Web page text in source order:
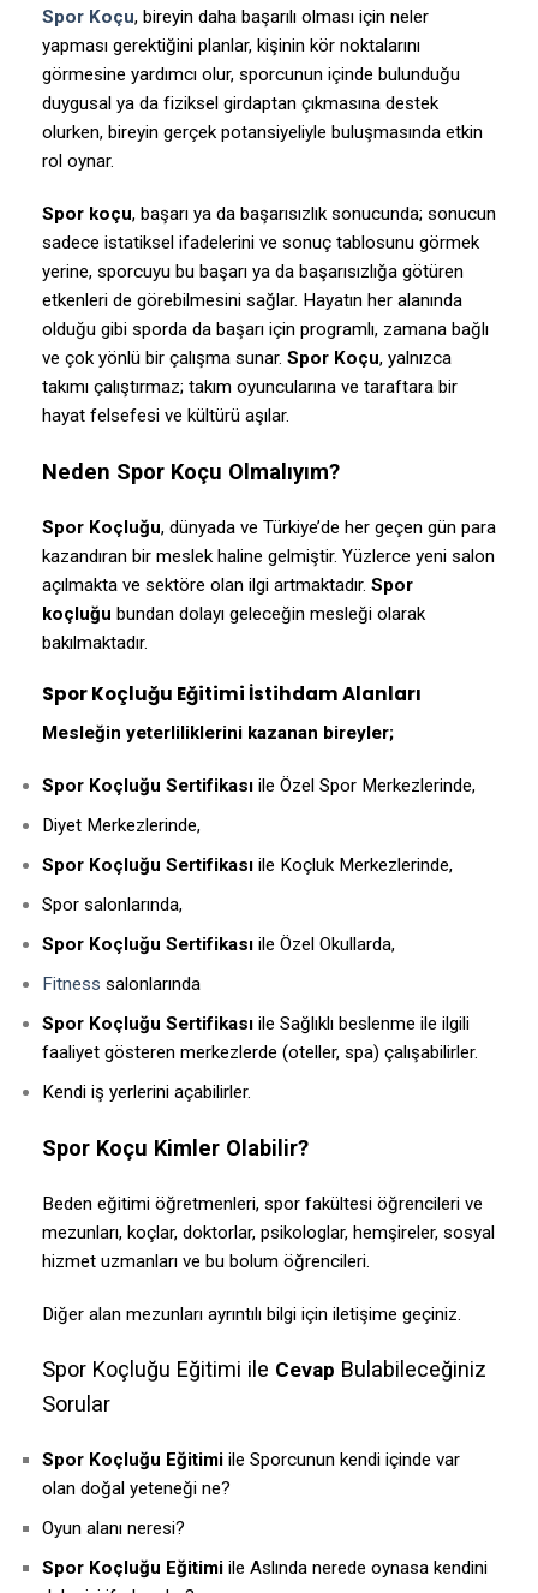
Spor Koçu, bireyin daha başarılı olması için neler
yapması gerektiğini planlar, kişinin kör noktalarını
görmesine yardımcı olur, sporcunun içinde bulunduğu
duygusal ya da fiziksel girdaptan çıkmasına destek
olurken, bireyin gerçek potansiyeliyle buluşmasında etkin
rol oynar.
Spor koçu, başarı ya da başarısızlık sonucunda; sonucun
sadece istatiksel ifadelerini ve sonuç tablosunu görmek
yerine, sporcuyu bu başarı ya da başarısızlığa götüren
etkenleri de görebilmesini sağlar. Hayatın her alanında
olduğu gibi sporda da başarı için programlı, zamana bağlı
ve çok yönlü bir çalışma sunar. Spor Koçu, yalnızca
takımı çalıştırmaz; takım oyuncularına ve taraftara bir
hayat felsefesi ve kültürü aşılar.
Neden Spor Koçu Olmalıyım?
Spor Koçluğu, dünyada ve Türkiye’de her geçen gün para
kazandıran bir meslek haline gelmiştir. Yüzlerce yeni salon
açılmakta ve sektöre olan ilgi artmaktadır. Spor
koçluğu bundan dolayı geleceğin mesleği olarak
bakılmaktadır.
Spor Koçluğu Eğitimi İstihdam Alanları
Mesleğin yeterliliklerini kazanan bireyler;
Spor Koçluğu Sertifikası ile Özel Spor Merkezlerinde,
Diyet Merkezlerinde,
Spor Koçluğu Sertifikası ile Koçluk Merkezlerinde,
Spor salonlarında,
Spor Koçluğu Sertifikası ile Özel Okullarda,
Fitness salonlarında
Spor Koçluğu Sertifikası ile Sağlıklı beslenme ile ilgili
faaliyet gösteren merkezlerde (oteller, spa) çalışabilirler.
Kendi iş yerlerini açabilirler.
Spor Koçu Kimler Olabilir?
Beden eğitimi öğretmenleri, spor fakültesi öğrencileri ve
mezunları, koçlar, doktorlar, psikologlar, hemşireler, sosyal
hizmet uzmanları ve bu bolum öğrencileri.
Diğer alan mezunları ayrıntılı bilgi için iletişime geçiniz.
Spor Koçluğu Eğitimi ile Cevap Bulabileceğiniz
Sorular
Spor Koçluğu Eğitimi ile Sporcunun kendi içinde var
olan doğal yeteneği ne?
Oyun alanı neresi?
Spor Koçluğu Eğitimi ile Aslında nerede oynasa kendini